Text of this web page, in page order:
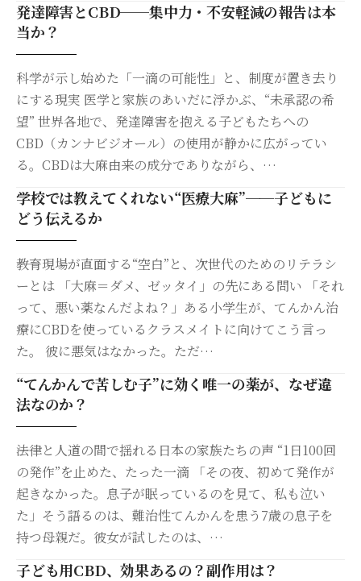
発達障害とCBD──集中力・不安軽減の報告は本
当か？
科学が示し始めた「一滴の可能性」と、制度が置き去り
にする現実 医学と家族のあいだに浮かぶ、“未承認の希
望” 世界各地で、発達障害を抱える子どもたちへの
CBD（カンナビジオール）の使用が静かに広がってい
る。CBDは大麻由来の成分でありながら、…
学校では教えてくれない“医療大麻”──子どもに
どう伝えるか
――教育現場が直面する“空白”と、次世代のためのリテラシ
ーとは 「大麻＝ダメ、ゼッタイ」の先にある問い 「それ
って、悪い薬なんだよね？」ある小学生が、てんかん治
療にCBDを使っているクラスメイトに向けてこう言っ
た。 彼に悪気はなかった。ただ…
“てんかんで苦しむ子”に効く唯一の薬が、なぜ違
法なのか？
――法律と人道の間で揺れる日本の家族たちの声 “1日100回
の発作”を止めた、たった一滴 「その夜、初めて発作が
起きなかった。息子が眠っているのを見て、私も泣い
た」そう語るのは、難治性てんかんを患う7歳の息子を
持つ母親だ。彼女が試したのは、…
子ども用CBD、効果あるの？副作用は？